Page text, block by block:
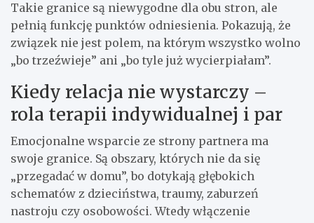
Takie granice są niewygodne dla obu stron, ale
pełnią funkcję punktów odniesienia. Pokazują, że
związek nie jest polem, na którym wszystko wolno
„bo trzeźwieje” ani „bo tyle już wycierpiałam”.
Kiedy relacja nie wystarczy –
rola terapii indywidualnej i par
Emocjonalne wsparcie ze strony partnera ma
swoje granice. Są obszary, których nie da się
„przegadać w domu”, bo dotykają głębokich
schematów z dzieciństwa, traumy, zaburzeń
nastroju czy osobowości. Wtedy włączenie